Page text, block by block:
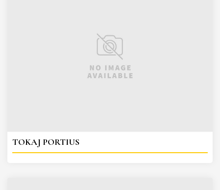
TOKAJ PORTIUS